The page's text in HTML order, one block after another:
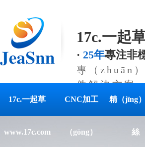
17c.一起
· 25年專注非
專（zhuān
件解決方案
17c.一起草
www.17c.com
CNC加工
（gōng）
精（jīng
絲